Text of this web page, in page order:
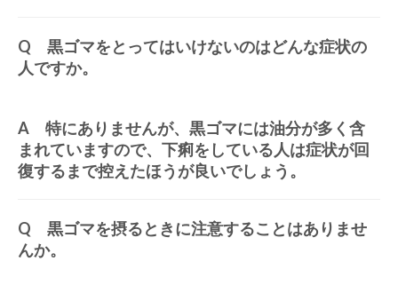
Q 黒ゴマをとってはいけないのはどんな症状の
人ですか。
A 特にありませんが、黒ゴマには油分が多く含
まれていますので、下痢をしている人は症状が回
復するまで控えたほうが良いでしょう。
Q 黒ゴマを摂るときに注意することはありませ
んか。